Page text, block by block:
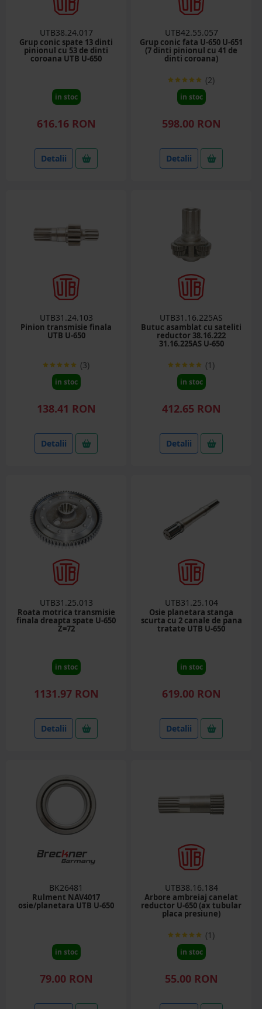
UTB38.24.017
Grup conic spate 13 dinti
pinionul cu 53 de dinti
coroana UTB U-650
in stoc
616.16 RON
Detalii
UTB42.55.057
Grup conic fata U-650 U-651
(7 dinti pinionul cu 41 de
dinti coroana)
(2)
in stoc
598.00 RON
Detalii
UTB31.24.103
Pinion transmisie finala
UTB U-650
(3)
in stoc
138.41 RON
Detalii
UTB31.16.225AS
Butuc asamblat cu sateliti
reductor 38.16.222
31.16.225AS U-650
(1)
in stoc
412.65 RON
Detalii
UTB31.25.013
Roata motrica transmisie
finala dreapta spate U-650
Z=72
in stoc
1131.97 RON
Detalii
UTB31.25.104
Osie planetara stanga
scurta cu 2 canale de pana
tratate UTB U-650
in stoc
619.00 RON
Detalii
BK26481
Rulment NAV4017
osie/planetara UTB U-650
in stoc
79.00 RON
UTB38.16.184
Arbore ambreiaj canelat
reductor U-650 (ax tubular
placa presiune)
(1)
in stoc
55.00 RON